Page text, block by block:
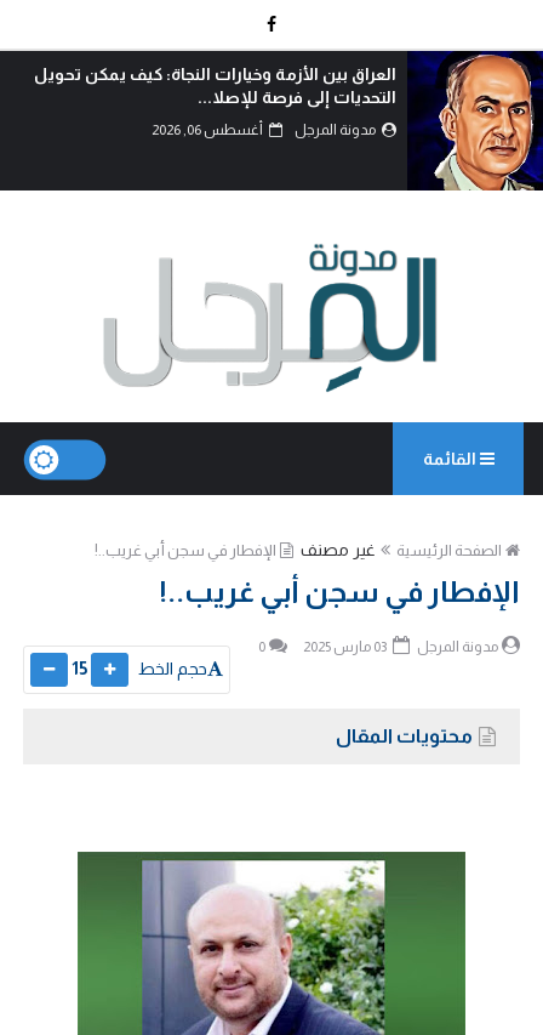
الوطنجية… عندما يُستغل علم العراق لإثارة الفتنة..!
مدونة المرجل أغسطس 06, 2026
القائمة
الصفحة الرئيسية غير مصنف الإفطار في سجن أبي غريب..!
الإفطار في سجن أبي غريب..!
مدونة المرجل 0
حجم الخط 15
محتويات المقال